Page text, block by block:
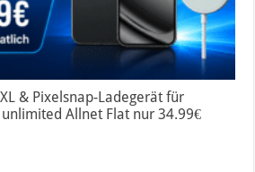
& Pixelsnap-Ladegerät für
Allnet Flat nur 34.99€